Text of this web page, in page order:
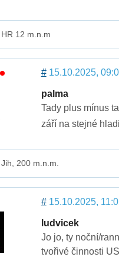
12 m.n.m
#15.10.2025,
palma
Tady plus mínus
září na stejné
200 m.n.m.
#15.10.2025,
ludvicek
Jo jo, ty noční/
tvořivé činnosti